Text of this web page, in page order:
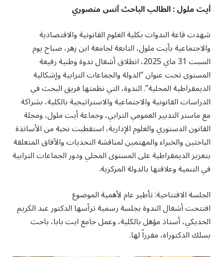
أيت ملول : الطالب الباحث أنس منصوري
شهدت قاعة الندوات بكلية العلوم القانونية والاقتصادية
والاجتماعية بأيت ملول، التابعة لجامعة ابن زهر، صباح يوم
السبت 31 ماي 2025، انطلاق أشغال ندوة وطنية رفيعة
المستوى تحت عنوان “الدولة والجماعات الترابية وإشكالية
الديمقراطية المحلية”. الندوة، التي نظمتها فريق البحث في
الدراسات القانونية والاجتماعية والاستراتيجية بالكلية، بشراكة
مع ماستر التدبير العمومي الترابي، وجماعة أيت ملول، ومجلة
القانون الدستوري والعلوم الإدارية، استقطبت نخبة من الأساتذة
الباحثين والخبراء والمهتمين لمناقشة التحديات والآفاق المتعلقة
بتعزيز الديمقراطية على المستوى المحلي ودور الجماعات الترابية
في التنمية وعلاقتها بالدولة المركزية.
الجلسة الافتتاحية: تأطير عام لأهمية الموضوع
افتتحت أشغال الندوة بجلسة رسمية ترأسها الدكتور عبد الكريم
الحديكي، أستاذ مؤهل بالكلية، وعمل جامع ايت بابا، باحث
بسلك الدكتوراه، مقرراً لها.